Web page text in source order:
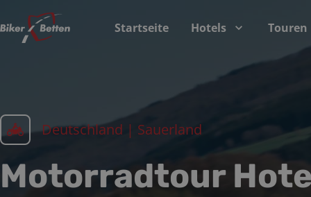
Startseite Hotels Touren
Deutschland | Sauerland
Motorradtour